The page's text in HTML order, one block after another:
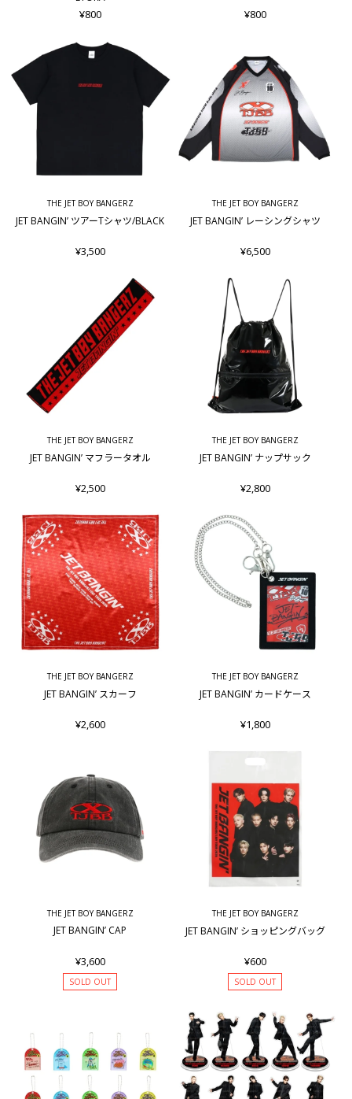
¥800 ¥800
THE JET BOY BANGERZ
JET BANGIN’ ツアーTシャツ/BLACK
¥3,500
THE JET BOY BANGERZ
JET BANGIN’ レーシングシャツ
¥6,500
THE JET BOY BANGERZ
JET BANGIN’ マフラータオル
¥2,500
THE JET BOY BANGERZ
JET BANGIN’ ナップサック
¥2,800
THE JET BOY BANGERZ
JET BANGIN’ スカーフ
¥2,600
THE JET BOY BANGERZ
JET BANGIN’ カードケース
¥1,800
THE JET BOY BANGERZ
JET BANGIN’ CAP
¥3,600
SOLD OUT
THE JET BOY BANGERZ
JET BANGIN’ ショッピングバッグ
¥600
SOLD OUT